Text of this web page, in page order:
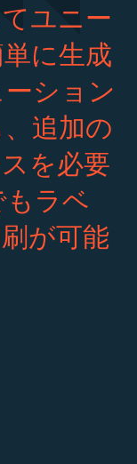
ユニー
に生成
ション
追加の
を必要
ラベ
が可能